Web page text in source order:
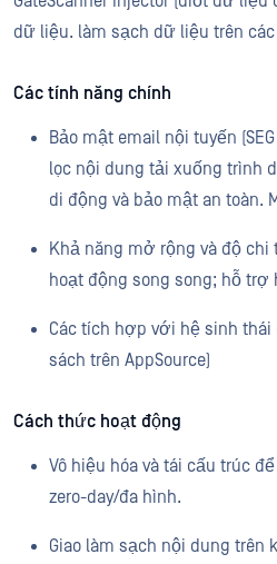
dữ liệu. làm sạch dữ liệu trên
Các tính năng chính
Bảo mật email nội tuyến
lọc nội dung tải xuống trình
di động và bảo mật an toàn.
Khả năng mở rộng và độ
hoạt động song song; hỗ trợ
Các tích hợp với hệ sinh thái
sách trên AppSource)
Cách thức hoạt động
Vô hiệu hóa và tái cấu trúc
zero-day/đa hình.
Giao làm sạch nội dung trên